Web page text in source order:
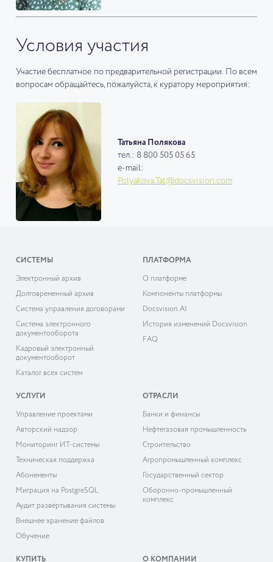
Условия участия
Участие бесплатное по предварительной регистрации. По всем
вопросам обращайтесь, пожалуйста, к куратору мероприятия:
Татьяна Полякова
тел.: 8 800 505 05 65
e-mail:
Polyakova.Tat@docsvision.com
СИСТЕМЫ
Электронный архив
Долговременный архив
Система управления договорами
Система электронного
документооборота
Кадровый электронный
документооборот
Каталог всех систем
ПЛАТФОРМА
О платформе
Компоненты платформы
Docsvision AI
История изменений Docsvision
FAQ
УСЛУГИ
Управление проектами
Авторский надзор
Мониторинг ИТ-системы
Техническая поддержка
Абонементы
Миграция на PostgreSQL
Аудит развёртывания системы
Внешнее хранение файлов
Обучение
ОТРАСЛИ
Банки и финансы
Нефтегазовая промышленность
Строительство
Агропромышленный комплекс
Государственный сектор
Оборонно-промышленный
комплекс
КУПИТЬ О КОМПАНИИ